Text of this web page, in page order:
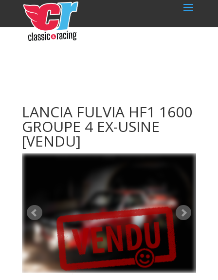
LANCIA FULVIA HF1 1600
GROUPE 4 EX-USINE
[VENDU]